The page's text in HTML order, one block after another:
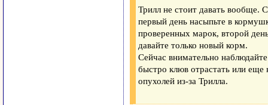
Трилл не стоит давать вообще.
первый день насыпьте в
проверенных марок, второй
давайте только новый корм.
Сейчас внимательно
быстро клюв отрастать или еще
опухолей из-за Трилла.